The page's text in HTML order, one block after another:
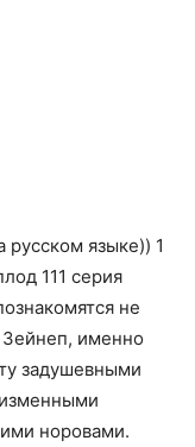
русском языке)) 1
111 серия
не
именно
задушевными
норовами.